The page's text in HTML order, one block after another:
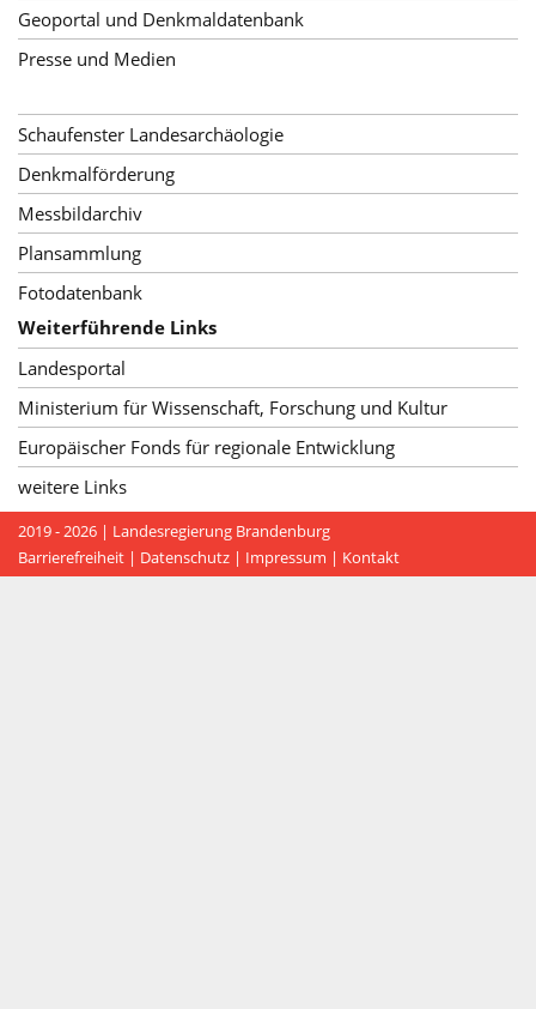
Geoportal und Denkmaldatenbank
Presse und Medien
Schaufenster Landesarchäologie
Denkmalförderung
Messbildarchiv
Plansammlung
Fotodatenbank
Weiterführende Links
Landesportal
Ministerium für Wissenschaft, Forschung und Kultur
Europäischer Fonds für regionale Entwicklung
weitere Links
2019 - 2026 | Landesregierung Brandenburg
Barrierefreiheit | Datenschutz | Impressum | Kontakt